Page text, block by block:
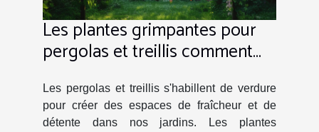
Les plantes grimpantes pour
pergolas et treillis comment
et esthétique
Les pergolas et treillis s'habillent de verdure
pour créer des espaces de fraîcheur et de
détente dans nos jardins. Les plantes